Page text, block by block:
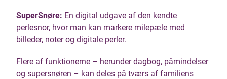
SuperSnøre: En digital udgave af den kendte
perlesnor, hvor man kan markere milepæle med
billeder, noter og digitale perler.
Flere af funktionerne – herunder dagbog, påmindelser
og supersnøren – kan deles på tværs af familiens